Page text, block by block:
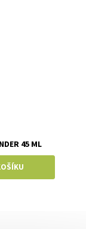
45 ML